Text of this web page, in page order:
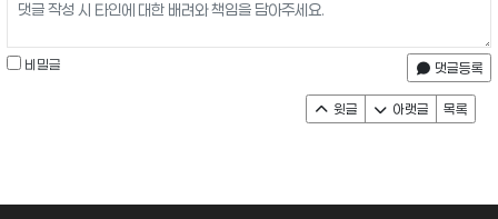
비밀글 댓글등록
윗글 아랫글 목록